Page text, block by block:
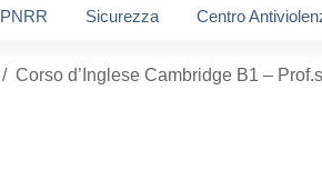
PNRR Sicurezza Centro
Corso d’Inglese Cambridge B1 –